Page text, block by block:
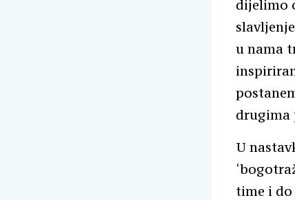
dijelimo
u nama
drugima
U
time i do